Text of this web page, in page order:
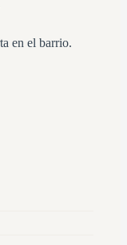
en el barrio.